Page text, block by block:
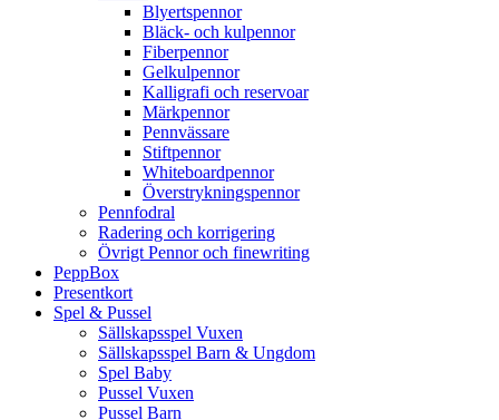
Blyertspennor
Bläck- och kulpennor
Fiberpennor
Gelkulpennor
Kalligrafi och reservoar
Märkpennor
Pennvässare
Stiftpennor
Whiteboardpennor
Överstrykningspennor
Pennfodral
Radering och korrigering
Övrigt Pennor och finewriting
PeppBox
Presentkort
Spel & Pussel
Sällskapsspel Vuxen
Sällskapsspel Barn & Ungdom
Spel Baby
Pussel Vuxen
Pussel Barn